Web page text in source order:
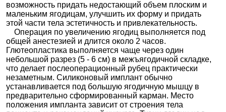
возможность придать недостающий объем плоским и
маленьким ягодицам, улучшить их форму и придать
этой части тела эстетичность и привлекательность.
Операция по увеличению ягодиц выполняется под
общей анестезией и длится около 2 часов.
Глютеопластика выполняется чаще через один
небольшой разрез (5 - 6 см) в межъягодичной складке,
что делает послеоперационный рубец практически
незаметным. Силиконовый имплант обычно
устанавливается под большую ягодичную мышцу в
предварительно сформированный карман. Место
положения импланта зависит от строения тела